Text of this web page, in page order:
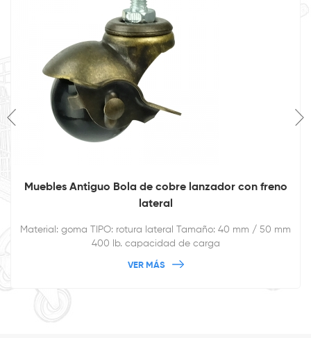
Muebles Antiguo Bola de cobre lanzador con freno
lateral
Material: goma TIPO: rotura lateral Tamaño: 40 mm / 50 mm
400 lb. capacidad de carga
VER MÁS